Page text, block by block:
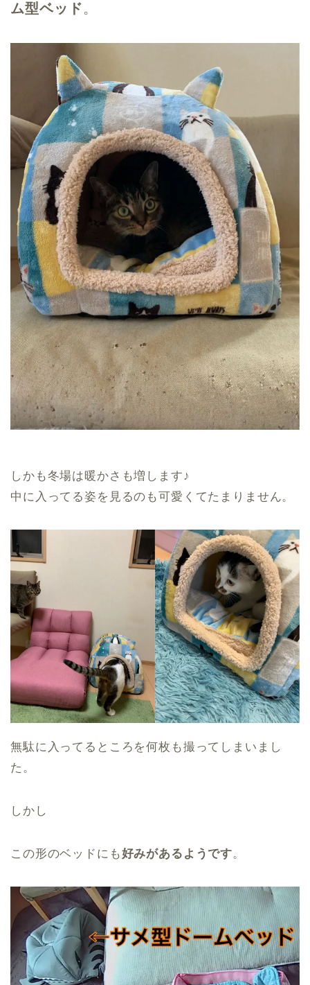
ム型ベッド。
しかも冬場は暖かさも増します♪
中に入ってる姿を見るのも可愛くてたまりません。
無駄に入ってるところを何枚も撮ってしまいまし
た。
しかし
この形のベッドにも好みがあるようです。